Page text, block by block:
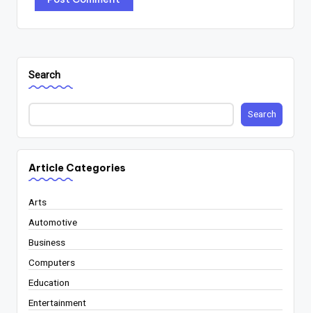
Search
Search
Article Categories
Arts
Automotive
Business
Computers
Education
Entertainment